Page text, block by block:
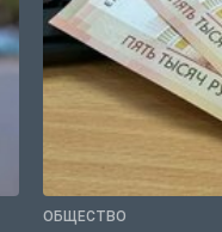
ОБЩЕСТВО